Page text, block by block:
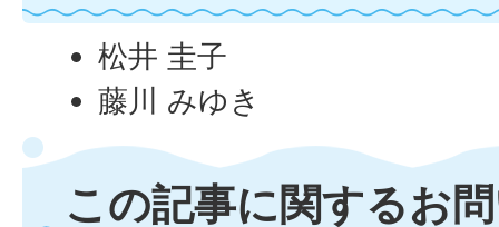
松井 圭子
藤川 みゆき
この記事に関するお